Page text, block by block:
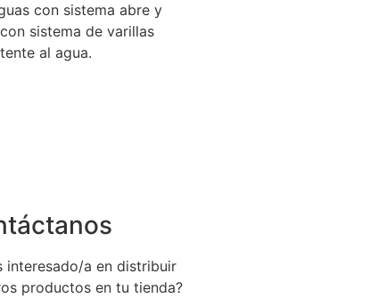
con sistema abre y
sistema de varillas
al agua.
interesado/a en distribuir
productos en tu tienda?